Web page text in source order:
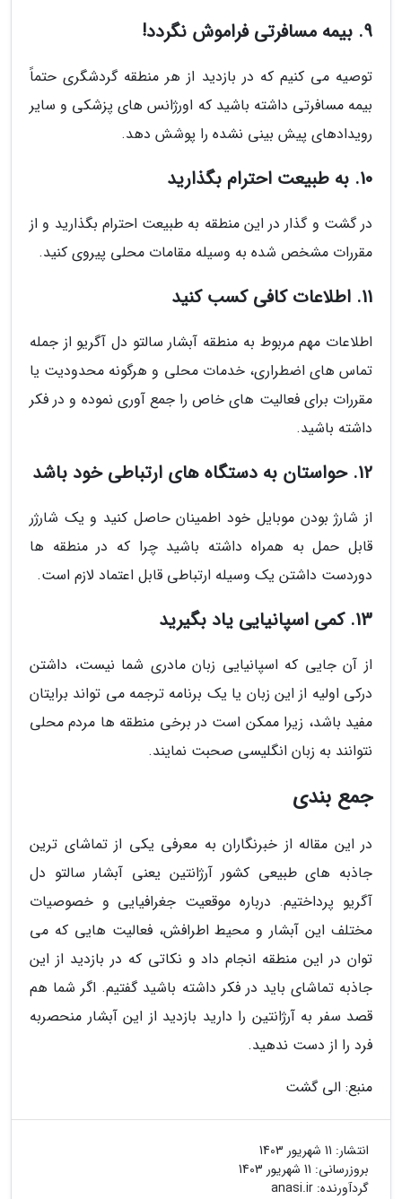
9. بیمه مسافرتی فراموش نگردد!
توصیه می کنیم که در بازدید از هر منطقه گردشگری حتماً
بیمه مسافرتی داشته باشید که اورژانس های پزشکی و سایر
رویدادهای پیش بینی نشده را پوشش دهد.
10. به طبیعت احترام بگذارید
در گشت و گذار در این منطقه به طبیعت احترام بگذارید و از
مقررات مشخص شده به وسیله مقامات محلی پیروی کنید.
11. اطلاعات کافی کسب کنید
اطلاعات مهم مربوط به منطقه آبشار سالتو دل آگریو از جمله
تماس های اضطراری، خدمات محلی و هرگونه محدودیت یا
مقررات برای فعالیت های خاص را جمع آوری نموده و در فکر
داشته باشید.
12. حواستان به دستگاه های ارتباطی خود باشد
از شارژ بودن موبایل خود اطمینان حاصل کنید و یک شارژر
قابل حمل به همراه داشته باشید چرا که در منطقه ها
دوردست داشتن یک وسیله ارتباطی قابل اعتماد لازم است.
13. کمی اسپانیایی یاد بگیرید
از آن جایی که اسپانیایی زبان مادری شما نیست، داشتن
درکی اولیه از این زبان یا یک برنامه ترجمه می تواند برایتان
مفید باشد، زیرا ممکن است در برخی منطقه ها مردم محلی
نتوانند به زبان انگلیسی صحبت نمایند.
جمع بندی
در این مقاله از خبرنگاران به معرفی یکی از تماشای ترین
جاذبه های طبیعی کشور آرژانتین یعنی آبشار سالتو دل
آگریو پرداختیم. درباره موقعیت جغرافیایی و خصوصیات
مختلف این آبشار و محیط اطرافش، فعالیت هایی که می
توان در این منطقه انجام داد و نکاتی که در بازدید از این
جاذبه تماشای باید در فکر داشته باشید گفتیم. اگر شما هم
قصد سفر به آرژانتین را دارید بازدید از این آبشار منحصربه
فرد را از دست ندهید.
منبع: الی گشت
انتشار: 11 شهریور 1403
بروزرسانی: 11 شهریور 1403
گردآورنده: anasi.ir